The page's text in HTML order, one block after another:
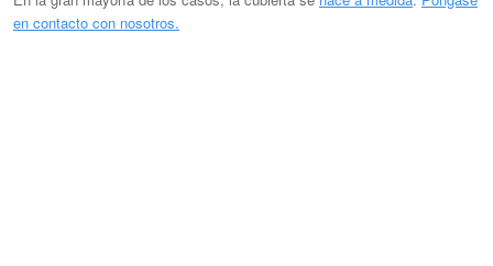
en contacto con nosotros.